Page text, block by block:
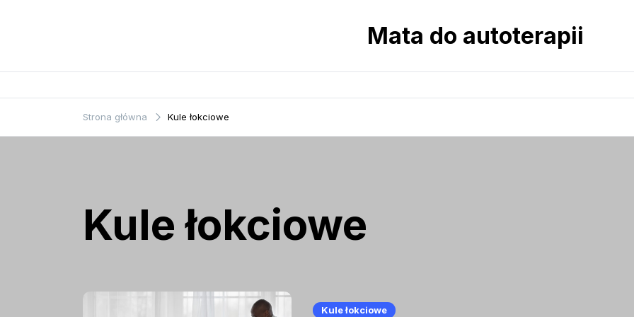
Mata do autoterapii
Strona główna Kule łokciowe
Kule łokciowe
Kule łokciowe